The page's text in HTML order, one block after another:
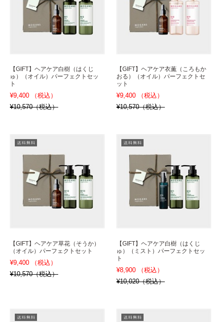
【GIFT】ヘアケア白樹（はくじ
ゅ）（オイル）パーフェクトセッ
ト
¥9,400 （税込）
¥10,570（税込）
【GIFT】ヘアケア衣薫（ころもか
おる）（オイル）パーフェクトセ
ット
¥9,400 （税込）
¥10,570（税込）
【GIFT】ヘアケア草花（そうか）
（オイル）パーフェクトセット
¥9,400 （税込）
¥10,570（税込）
【GIFT】ヘアケア白樹（はくじ
ゅ）（ミスト）パーフェクトセッ
ト
¥8,900 （税込）
¥10,020（税込）